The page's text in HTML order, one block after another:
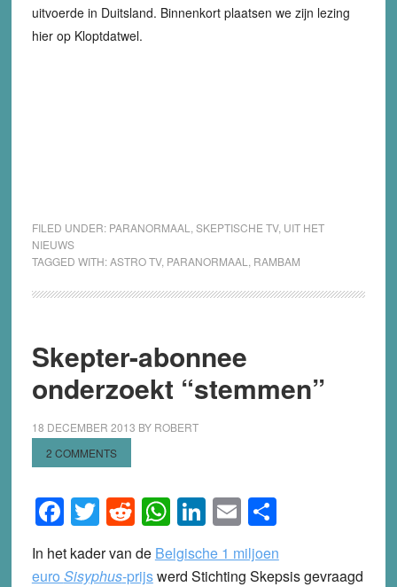
uitvoerde in Duitsland. Binnenkort plaatsen we zijn lezing
hier op Kloptdatwel.
FILED UNDER: PARANORMAAL SKEPTISCHE TV, UIT HET
NIEUWS
TAGGED WITH:ASTRO TV, PARANORMAAL RAMBAM
Skepter-abonnee
onderzoekt “stemmen”
18 DECEMBER 2013 BY ROBERT
2 COMMENTS
Facebook
Twitter
Reddit
WhatsApp
LinkedIn
EmailShare
In het kader van de Belgische 1 miljoen
euro Sisyphus-prijswerd Stichting Skepsis gevraagd